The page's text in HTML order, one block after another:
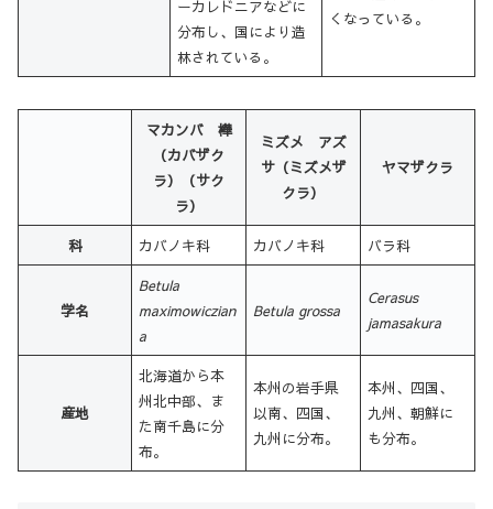
ーカレドニアなどに
分布し、国により造
林されている。
くなっている。
マカンバ 樺
（カバザク
ラ）（サク
ラ）
ミズメ アズ
サ（ミズメザ
クラ）
ヤマザクラ
科 カバノキ科 カバノキ科 バラ科
学名
Betula
maximowiczian
a
Betula grossa
Cerasus
jamasakura
産地
北海道から本
州北中部、ま
た南千島に分
布。
本州の岩手県
以南、四国、
九州に分布。
本州、四国、
九州、朝鮮に
も分布。